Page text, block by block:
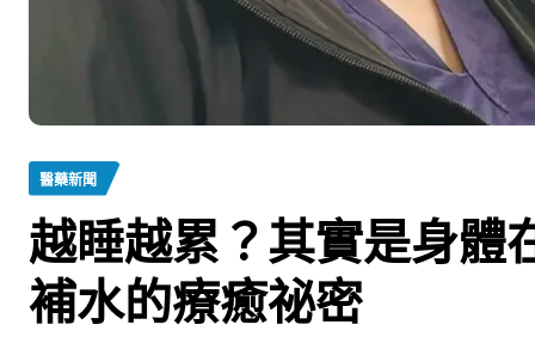
醫藥新聞
越睡越累？其實是身體
補水的療癒祕密